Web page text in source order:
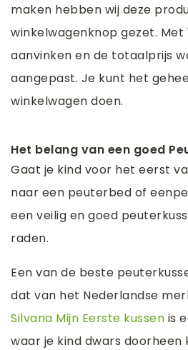
maken hebben wij deze
winkelwagenknop gezet. Met
aanvinken en de totaalprijs
aangepast. Je kunt het
winkelwagen doen.
Het belang van een goed
Gaat je kind voor het eerst
naar een peuterbed of
een veilig en goed
raden.
Een van de beste
dat van het Nederlandse
Silvana Mijn Eerste kussen is
waar je kind dwars doorheen